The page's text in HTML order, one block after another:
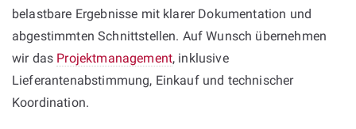
belastbare Ergebnisse mit klarer Dokumentation und
abgestimmten Schnittstellen. Auf Wunsch übernehmen
wir das Projektmanagement, inklusive
Lieferantenabstimmung, Einkauf und technischer
Koordination.